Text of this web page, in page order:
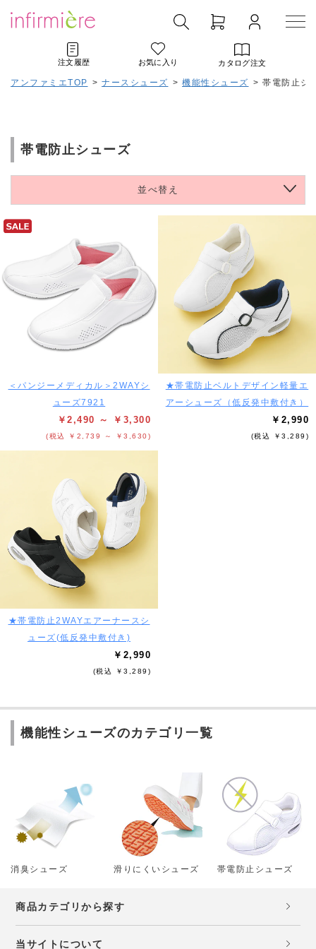
注文履歴 お気に入り カタログ注文
アンファミエTOP > ナースシューズ > 機能性シューズ > 帯電防止シ
帯電防止シューズ
並べ替え
＜パンジーメディカル＞2WAYシ
ューズ7921
￥2,490 ～ ￥3,300
(税込 ￥2,739 ～ ￥3,630)
★帯電防止ベルトデザイン軽量エ
アーシューズ（低反発中敷付き）
￥2,990
(税込 ￥3,289)
★帯電防止2WAYエアーナースシ
ューズ(低反発中敷付き)
￥2,990
(税込 ￥3,289)
機能性シューズのカテゴリ一覧
消臭シューズ 滑りにくいシューズ 帯電防止シューズ
商品カテゴリから探す
当サイトについて